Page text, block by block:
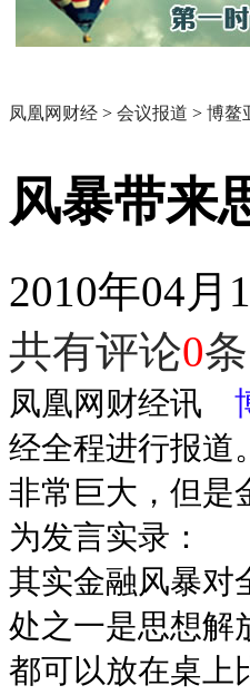
凤凰网财经 > 会议报道 > 博鳌
风暴带来
2010年04月
共有评论0条
凤凰网财经讯
经全程进行报道
非常巨大，但是
为发言实录：
其实金融风暴对
处之一是思想解
都可以放在桌上